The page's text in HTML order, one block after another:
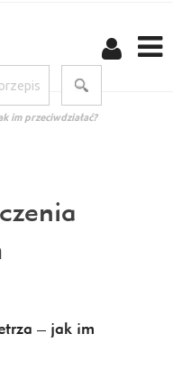
im przeciwdziałać?
– jak im